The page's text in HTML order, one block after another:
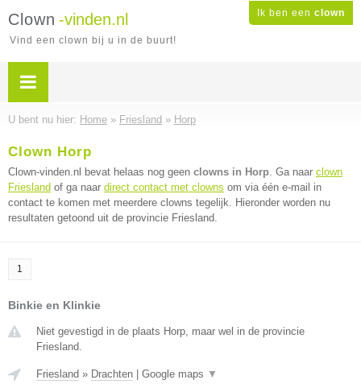
Ik ben een clown
Clown -vinden.nl
Vind een clown bij u in de buurt!
U bent nu hier: Home » Friesland » Horp
Clown Horp
Clown-vinden.nl bevat helaas nog geen clowns in Horp. Ga naar clown
Friesland of ga naar direct contact met clowns om via één e-mail in
contact te komen met meerdere clowns tegelijk. Hieronder worden nu
resultaten getoond uit de provincie Friesland.
1
Binkie en Klinkie
Niet gevestigd in de plaats Horp, maar wel in de provincie
Friesland.
Friesland » Drachten Google maps ▼